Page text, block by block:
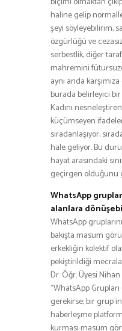
haline gelip
şeyi söyleyebilirim,
özgürlüğü ve
serbestlik, diğer
mahremini
aynı anda
burada belirleyici bir
Kadını
küçümseyen
sıradanlaşıyor;
hale geliyor. Bu
hayat arasındaki
geçirgen olduğunu
WhatsApp
alanlara
WhatsApp
bakışta masum
erkekliğin kolektif
pekiştirildiği
Dr. Öğr. Üyesi
“WhatsApp
gerekirse; bir grup
haberleşme
kurması masum